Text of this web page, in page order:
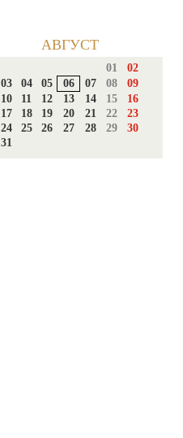
АВГУСТ
01
02
03
04 05 06 07 08
09
10
11 12 13 14 15
16
17
18 19 20 21 22
23
24
25 26 27 28 29
30
31